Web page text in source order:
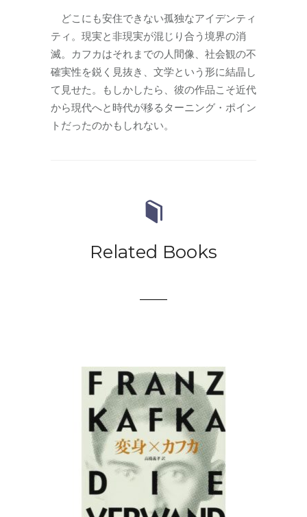
どこにも安住できない孤独なアイデンティ
ティ。現実と非現実が混じり合う境界の消
滅。カフカはそれまでの人間像、社会観の不
確実性を鋭く見抜き、文学という形に結晶し
て見せた。もしかしたら、彼の作品こそ近代
から現代へと時代が移るターニング・ポイン
トだったのかもしれない。
Related Books